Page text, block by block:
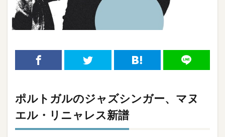
ポルトガルのジャズシンガー、マヌ
エル・リニャレス新譜